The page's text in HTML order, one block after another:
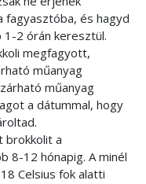
fagyasztóba, és hagyd
1-2 órán keresztül.
megfagyott,
műanyag
műanyag
a dátummal, hogy
brokkolit a
8-12 hónapig. A minél
Celsius fok alatti